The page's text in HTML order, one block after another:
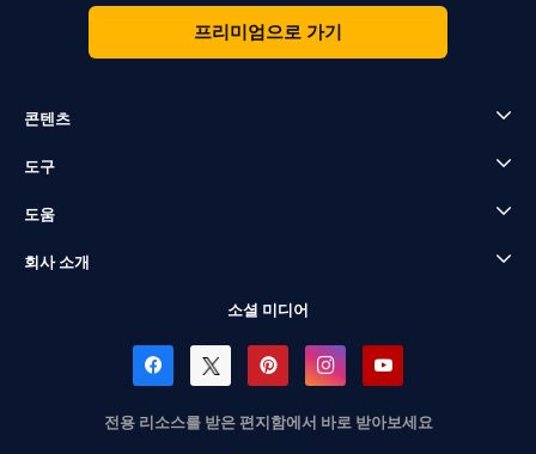
프리미엄으로 가기
콘텐츠
도구
도움
회사 소개
소셜 미디어
전용 리소스를 받은 편지함에서 바로 받아보세요